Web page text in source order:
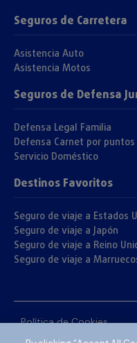
Seguros de Carretera
Asistencia Auto
Asistencia Motos
Seguros de Defensa
Defensa Legal Familia
Defensa Carnet por puntos
Servicio Doméstico
Destinos Favoritos
Seguro de viaje a Estados
Seguro de viaje a Japón
Seguro de viaje a Reino
Seguro de viaje a
Política de Cookies